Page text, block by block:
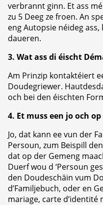
verbrannt ginn. Et ass
zu 5 Deeg ze froen. An
eng Autopsie néideg
daueren.
3. Wat ass di éischt
Am Prinzip kontaktéiert
Doudegriewer.
och bei den éischten
4. Et muss een jo och
Jo, dat kann ee vun der
Persoun, zum Beispill
dat op der Gemeng
Duerf wou d ‘Persoun
den Doudeschäin vum
d’Familjebuch, oder en
mariage, carte d’identité